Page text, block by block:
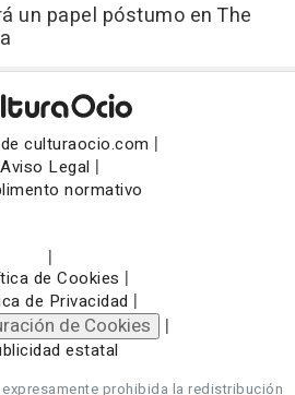
un papel póstumo en The
culturaocio.com |
Aviso Legal |
normativo
|
de Cookies |
de Privacidad |
de Cookies |
estatal
expresamente prohibida la redistribución